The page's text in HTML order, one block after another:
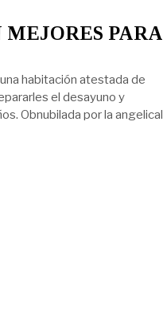
MEJORES PARA
habitación atestada de
el desayuno y
Obnubilada por la angelical